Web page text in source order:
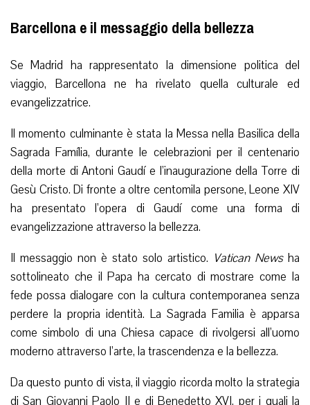
Barcellona e il messaggio della bellezza
Se Madrid ha rappresentato la dimensione politica del
viaggio, Barcellona ne ha rivelato quella culturale ed
evangelizzatrice.
Il momento culminante è stata la Messa nella Basilica della
Sagrada Família, durante le celebrazioni per il centenario
della morte di Antoni Gaudí e l’inaugurazione della Torre di
Gesù Cristo. Di fronte a oltre centomila persone, Leone XIV
ha presentato l’opera di Gaudí come una forma di
evangelizzazione attraverso la bellezza.
Il messaggio non è stato solo artistico. Vatican Newsha
sottolineato che il Papa ha cercato di mostrare come la
fede possa dialogare con la cultura contemporanea senza
perdere la propria identità. La Sagrada Familia è apparsa
come simbolo di una Chiesa capace di rivolgersi all’uomo
moderno attraverso l’arte, la trascendenza e la bellezza.
Da questo punto di vista, il viaggio ricorda molto la strategia
di San Giovanni Paolo II e di Benedetto XVI, per i quali la